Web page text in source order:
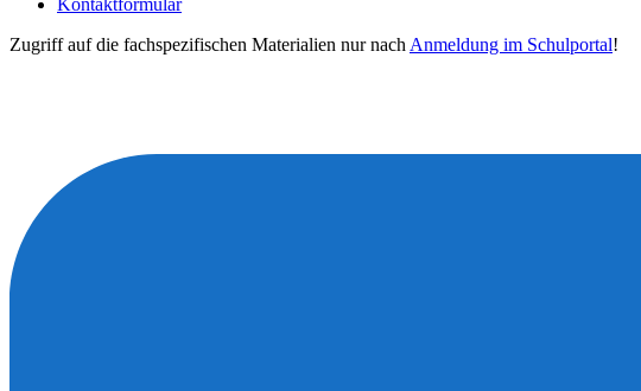
Kontaktformular
Zugriff auf die fachspezifischen Materialien nur nach Anmeldung im Schulportal!